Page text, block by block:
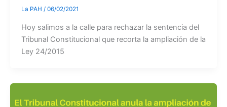
La PAH / 06/02/2021
Hoy salimos a la calle para rechazar la sentencia del
Tribunal Constitucional que recorta la ampliación de la
Ley 24/2015